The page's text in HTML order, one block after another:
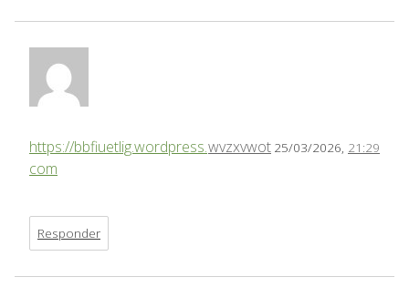
wvzxvwot 25/03/2026, 21:29
https://bbfiuetlig.wordpress.
com
Responder